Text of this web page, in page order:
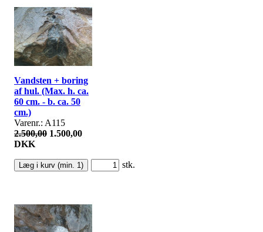
Vandsten + boring
af hul. (Max. h. ca.
60 cm. - b. ca. 50
cm.)
Varenr.: A115
2.500,00 1.500,00
DKK
stk.